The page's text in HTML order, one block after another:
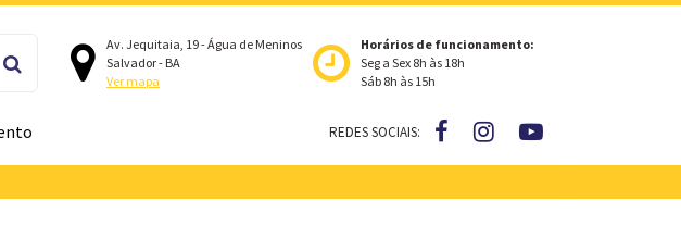
Av. Jequitaia, 19 - Água de Meninos
Salvador - BA
Ver mapa
Horários de funcionamento:
Seg a Sex 8h às 18h
Sáb 8h às 15h
REDES SOCIAIS: